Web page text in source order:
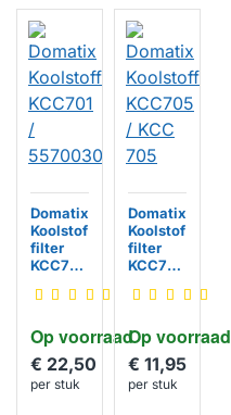
Op voorraad
Domatix
Koolstof
filter
KCC701
557003
€ 22,50
per stuk
Op voorraad
Domatix
Koolstof
filter
KCC705
705
€ 11,95
per stuk